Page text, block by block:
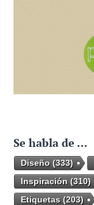
Se habla de …
Diseño (333)
Inspiración (310)
Etiquetas(203)